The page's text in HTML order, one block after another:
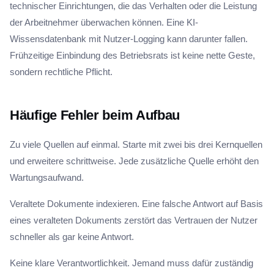
technischer Einrichtungen, die das Verhalten oder die Leistung
der Arbeitnehmer überwachen können. Eine KI-
Wissensdatenbank mit Nutzer-Logging kann darunter fallen.
Frühzeitige Einbindung des Betriebsrats ist keine nette Geste,
sondern rechtliche Pflicht.
Häufige Fehler beim Aufbau
Zu viele Quellen auf einmal. Starte mit zwei bis drei Kernquellen
und erweitere schrittweise. Jede zusätzliche Quelle erhöht den
Wartungsaufwand.
Veraltete Dokumente indexieren. Eine falsche Antwort auf Basis
eines veralteten Dokuments zerstört das Vertrauen der Nutzer
schneller als gar keine Antwort.
Keine klare Verantwortlichkeit. Jemand muss dafür zuständig